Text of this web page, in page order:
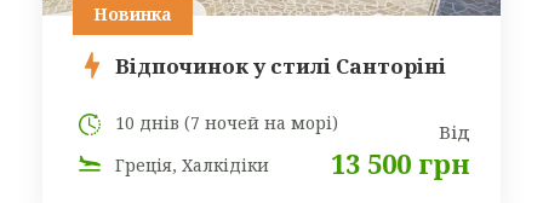
Новинка
Відпочинок у стилі Санторіні
Від
13 500 грн
10 днів (7 ночей на морі)
Греція, Халкідіки